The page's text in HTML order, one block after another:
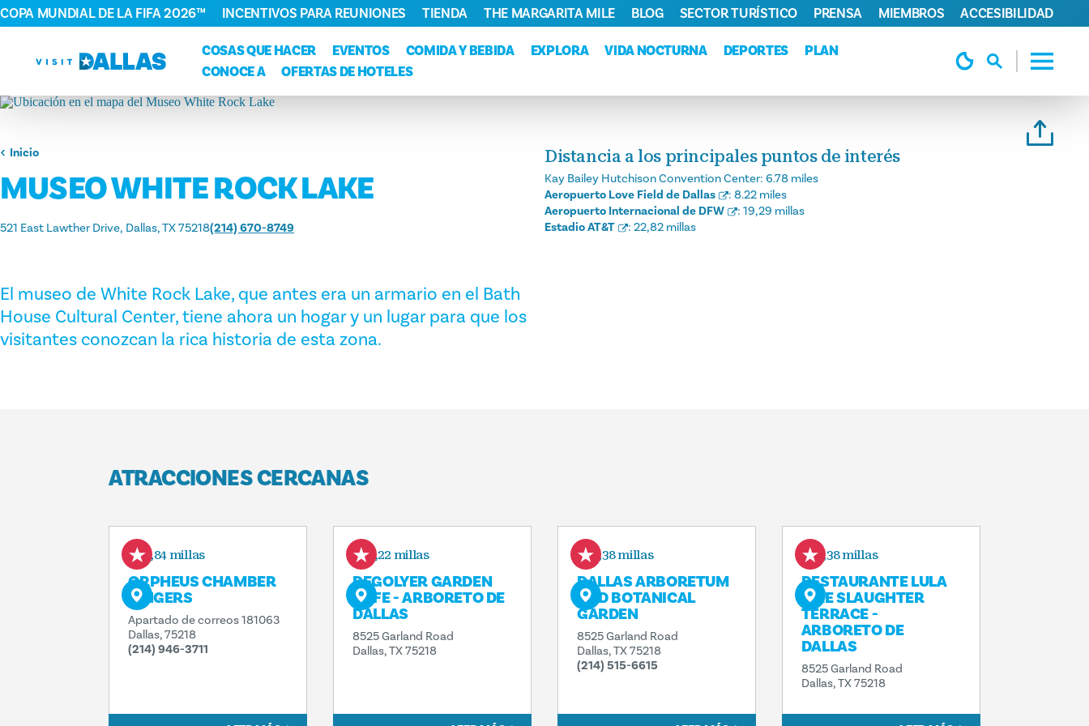
Ir al contenido
COSAS QUE HACER
EVENTOS COMIDA Y BEBIDA EXPLORA VIDA NOCTURNA DEPORTES
PLAN
CONOCE A
OFERTAS DE HOTELES
COPA MUNDIAL DE LA FIFA 2026™ INCENTIVOS PARA REUNIONES TIENDA THE MARGARITA MILE BLOG SECTOR TURÍSTICO PRENSA MIEMBROS ACCESIBILIDAD
Inicio
MUSEO WHITE ROCK LAKE
521 East Lawther Drive Dallas, TX 75218(214) 670-8749
El museo de White Rock Lake, que antes era un armario en el Bath
House Cultural Center, tiene ahora un hogar y un lugar para que los
visitantes conozcan la rica historia de esta zona.
Distancia a los principales puntos de interés
Kay Bailey Hutchison Convention Center: 6.78 miles
Aeropuerto Love Field de Dallas
: 8.22 miles
Aeropuerto Internacional de DFW
: 19,29 millas
Estadio AT&T
: 22,82 millas
ATRACCIONES CERCANAS
0,84 millas
ORPHEUS CHAMBER
SINGERS
Apartado de correos 181063
Dallas, 75218
(214) 946-3711
1,22 millas
DEGOLYER GARDEN
CAFE - ARBORETO DE
DALLAS
8525 Garland Road
Dallas, TX 75218
1,38 millas
DALLAS ARBORETUM
AND BOTANICAL
GARDEN
8525 Garland Road
Dallas, TX 75218
(214) 515-6615
1,38 millas
RESTAURANTE LULA
MAE SLAUGHTER
TERRACE -
ARBORETO DE
DALLAS
8525 Garland Road
Dallas, TX 75218